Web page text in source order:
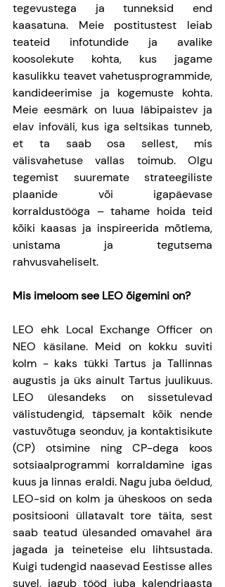
tegevustega ja tunneksid end
kaasatuna. Meie postitustest leiab
teateid infotundide ja avalike
koosolekute kohta, kus jagame
kasulikku teavet vahetusprogrammide,
kandideerimise ja kogemuste kohta.
Meie eesmärk on luua läbipaistev ja
elav infoväli, kus iga seltsikas tunneb,
et ta saab osa sellest, mis
välisvahetuse vallas toimub. Olgu
tegemist suuremate strateegiliste
plaanide või igapäevase
korraldustööga – tahame hoida teid
kõiki kaasas ja inspireerida mõtlema,
unistama ja tegutsema
rahvusvaheliselt.
Mis imeloom see LEO õigemini on?
LEO ehk Local Exchange Officer on
NEO käsilane. Meid on kokku suviti
kolm - kaks tükki Tartus ja Tallinnas
augustis ja üks ainult Tartus juulikuus.
LEO ülesandeks on sissetulevad
välistudengid, täpsemalt kõik nende
vastuvõtuga seonduv, ja kontaktisikute
(CP) otsimine ning CP-dega koos
sotsiaalprogrammi korraldamine igas
kuus ja linnas eraldi. Nagu juba öeldud,
LEO-sid on kolm ja üheskoos on seda
positsiooni üllatavalt tore täita, sest
saab teatud ülesanded omavahel ära
jagada ja teineteise elu lihtsustada.
Kuigi tudengid naasevad Eestisse alles
suvel, jagub tööd juba kalendriaasta